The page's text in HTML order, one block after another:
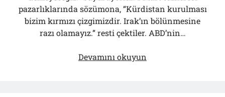
pazarlıklarında sözümona, “Kürdistan kurulması
bizim kırmızı çizgimizdir. Irak’ın bölünmesine
razı olamayız.” resti çektiler. ABD’nin…
Devamını okuyun